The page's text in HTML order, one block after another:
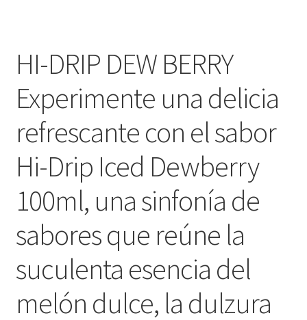
HI-DRIP DEW BERRY
Experimente una delicia
refrescante con el sabor
Hi-Drip Iced Dewberry
100ml, una sinfonía de
sabores que reúne la
suculenta esencia del
melón dulce, la dulzura